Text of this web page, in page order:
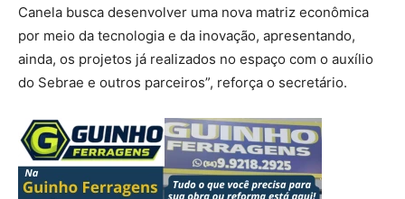
Canela busca desenvolver uma nova matriz econômica
por meio da tecnologia e da inovação, apresentando,
ainda, os projetos já realizados no espaço com o auxílio
do Sebrae e outros parceiros”, reforça o secretário.